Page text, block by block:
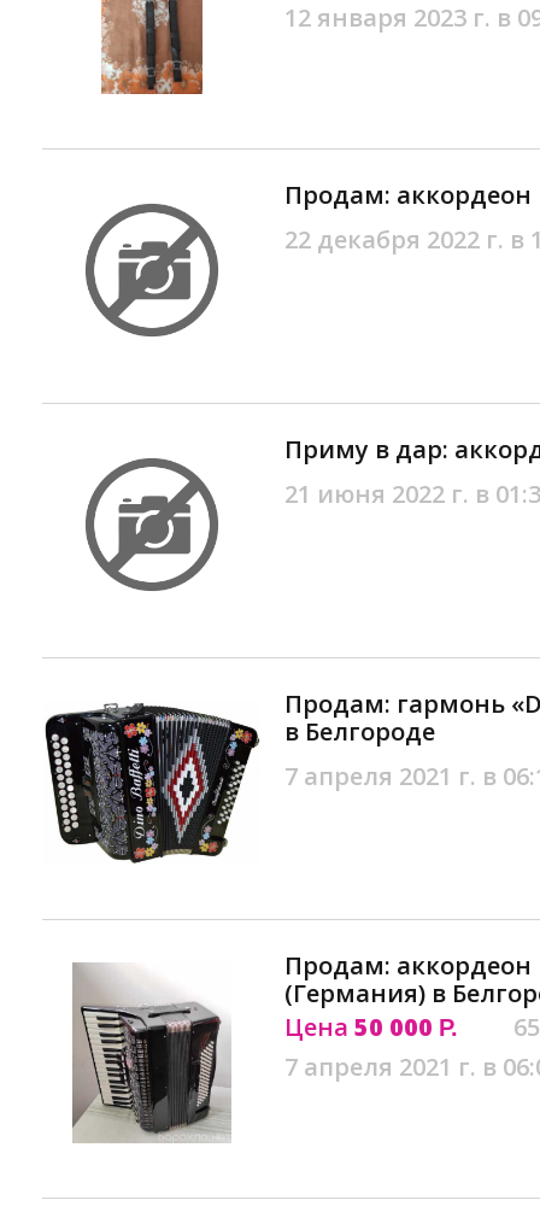
12 января 2023 г. в
Продам: аккордеон
22 декабря 2022 г. в
Приму в дар:
21 июня 2022 г. в
Продам: гармонь
в Белгороде
7 апреля 2021 г. в
Продам: аккордеон
(Германия) в
Цена 50 000 Р.
7 апреля 2021 г. в